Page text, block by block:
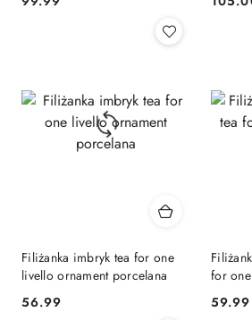
Cena: Cena:
Filiżanka imbryk tea for one
livello ornament porcelana
Cena:
56.99
for
Cena:
59.99